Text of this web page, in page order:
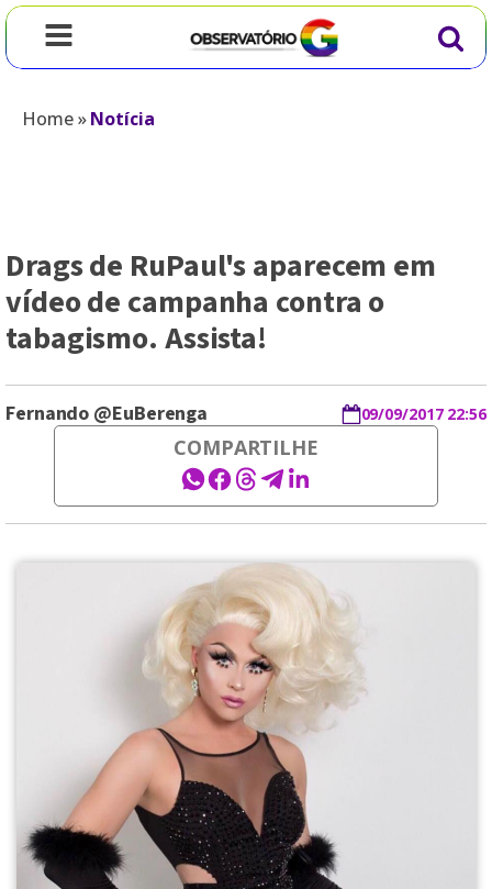
Home»Notícia
Drags de RuPaul's aparecem em
vídeo de campanha contra o
tabagismo. Assista!
Fernando @EuBerenga 09/09/2017 22:56
COMPARTILHE